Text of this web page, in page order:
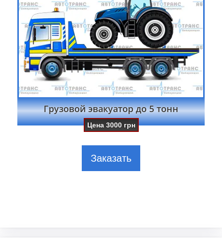
Грузовой эвакуатор до 5 тонн
Цена3000 грн
Заказать